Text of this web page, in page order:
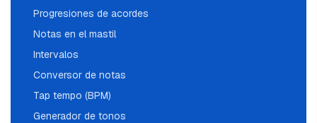
Progresiones de acordes
Notas en el mastil
Intervalos
Conversor de notas
Tap tempo (BPM)
Generador de tonos